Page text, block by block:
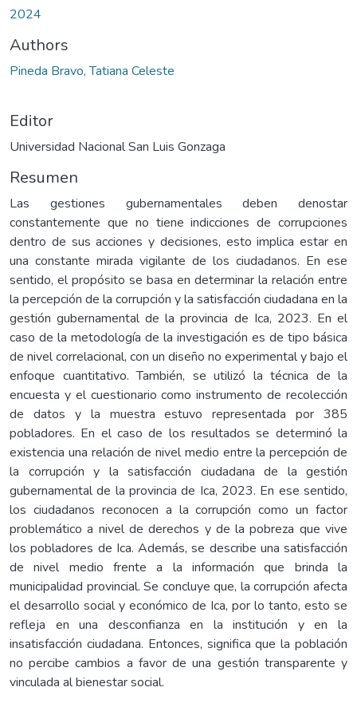
2024
Authors
Pineda Bravo, Tatiana Celeste
Editor
Universidad Nacional San Luis Gonzaga
Resumen
Las gestiones gubernamentales deben denostar
constantemente que no tiene indicciones de corrupciones
dentro de sus acciones y decisiones, esto implica estar en
una constante mirada vigilante de los ciudadanos. En ese
sentido, el propósito se basa en determinar la relación entre
la percepción de la corrupción y la satisfacción ciudadana en la
gestión gubernamental de la provincia de Ica, 2023. En el
caso de la metodología de la investigación es de tipo básica
de nivel correlacional, con un diseño no experimental y bajo el
enfoque cuantitativo. También, se utilizó la técnica de la
encuesta y el cuestionario como instrumento de recolección
de datos y la muestra estuvo representada por 385
pobladores. En el caso de los resultados se determinó la
existencia una relación de nivel medio entre la percepción de
la corrupción y la satisfacción ciudadana de la gestión
gubernamental de la provincia de Ica, 2023. En ese sentido,
los ciudadanos reconocen a la corrupción como un factor
problemático a nivel de derechos y de la pobreza que vive
los pobladores de Ica. Además, se describe una satisfacción
de nivel medio frente a la información que brinda la
municipalidad provincial. Se concluye que, la corrupción afecta
el desarrollo social y económico de Ica, por lo tanto, esto se
refleja en una desconfianza en la institución y en la
insatisfacción ciudadana. Entonces, significa que la población
no percibe cambios a favor de una gestión transparente y
vinculada al bienestar social.